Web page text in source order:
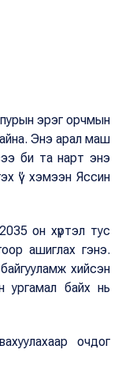
эрэг орчмын
Энэ арал маш
би та нарт энэ
үү” хэмээн Яссин
он хүртэл тус
ашиглах гэнэ.
хийсэн
ургамал байх нь
очдог